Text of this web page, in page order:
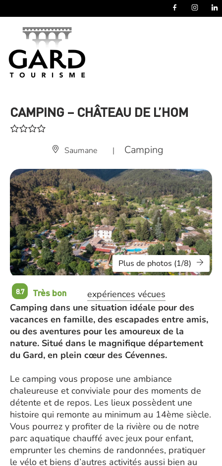
CAMPING – CHÂTEAU DE L’HOM
Saumane | Camping
Plus de photos (1/8)
8.7 Très bon
expériences vécues
Camping dans une situation idéale pour des
vacances en famille, des escapades entre amis,
ou des aventures pour les amoureux de la
nature. Situé dans le magnifique département
du Gard, en plein cœur des Cévennes.
Le camping vous propose une ambiance
chaleureuse et conviviale pour des moments de
détente et de repos. Les lieux possèdent une
histoire qui remonte au minimum au 14ème siècle.
Vous pourrez y profiter de la rivière ou de notre
parc aquatique chauffé avec jeux pour enfant,
emprunter les chemins de randonnées, pratiquer
le vélo et biens d’autres activités aussi bien au